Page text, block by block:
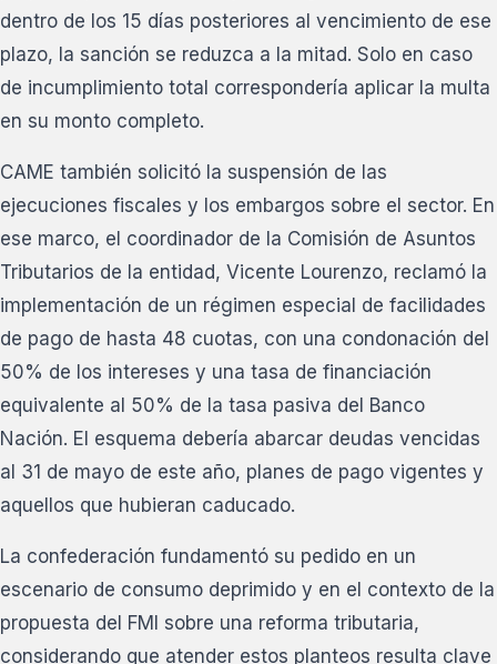
dentro de los 15 días posteriores al vencimiento de ese
plazo, la sanción se reduzca a la mitad. Solo en caso
de incumplimiento total correspondería aplicar la multa
en su monto completo.
CAME también solicitó la suspensión de las
ejecuciones fiscales y los embargos sobre el sector. En
ese marco, el coordinador de la Comisión de Asuntos
Tributarios de la entidad, Vicente Lourenzo, reclamó la
implementación de un régimen especial de facilidades
de pago de hasta 48 cuotas, con una condonación del
50% de los intereses y una tasa de financiación
equivalente al 50% de la tasa pasiva del Banco
Nación. El esquema debería abarcar deudas vencidas
al 31 de mayo de este año, planes de pago vigentes y
aquellos que hubieran caducado.
La confederación fundamentó su pedido en un
escenario de consumo deprimido y en el contexto de la
propuesta del FMI sobre una reforma tributaria,
considerando que atender estos planteos resulta clave